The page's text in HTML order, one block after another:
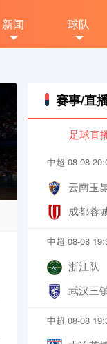
新闻 球队
赛事/直
足球直
中超 08-08
云南玉
成都蓉
中超 08-08
浙江队
武汉三
中超 08-08